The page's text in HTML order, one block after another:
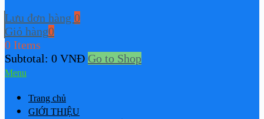
Lưu đơn hàng 0
Giỏ hàng0
0 Items
Subtotal: 0 VNĐ Go to Shop
Menu
Trang chủ
GIỚI THIỆU